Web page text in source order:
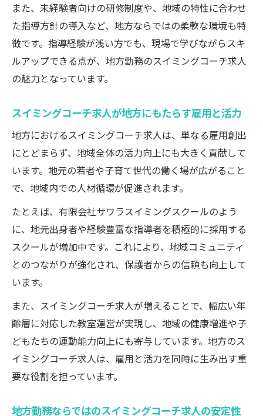
安定した生活を実現する求人選びの視点
スイミングコーチ求人で安定収入を得るポ
イント
生活設計を支えるスイミングコーチ求人の
選び方
福利厚生が充実したスイミングコーチ求人
地方勤務で叶うワークライフバランスの実
現法
スイミングコーチ求人を選ぶ際の重要な比
資格取得がキャリアに与える影響を解説
スイミングコーチ求人で求められる資格の
種類
スイミングコーチ求人のキャリアアップに
必要な資格
資格取得までの流れと費用面のポイント
スイミングコーチ求人と講習・研修の実態
スイミングコーチ求人で収入を伸ばす方法
また、未経験者向けの研修制度や、地域の特性に合わせ
た指導方針の導入など、地方ならではの柔軟な環境も特
徴です。指導経験が浅い方でも、現場で学びながらスキ
ルアップできる点が、地方勤務のスイミングコーチ求人
の魅力となっています。
スイミングコーチ求人が地方にもたらす雇用と活力
地方におけるスイミングコーチ求人は、単なる雇用創出
にとどまらず、地域全体の活力向上にも大きく貢献して
います。地元の若者や子育て世代の働く場が広がること
で、地域内での人材循環が促進されます。
たとえば、有限会社サワラスイミングスクールのよう
に、地元出身者や経験豊富な指導者を積極的に採用する
スクールが増加中です。これにより、地域コミュニティ
とのつながりが強化され、保護者からの信頼も向上して
います。
また、スイミングコーチ求人が増えることで、幅広い年
齢層に対応した教室運営が実現し、地域の健康増進や子
どもたちの運動能力向上にも寄与しています。地方のス
イミングコーチ求人は、雇用と活力を同時に生み出す重
要な役割を担っています。
地方勤務ならではのスイミングコーチ求人の安定性